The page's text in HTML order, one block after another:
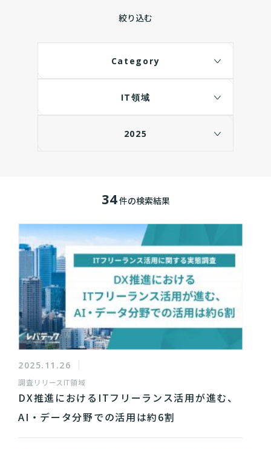
絞り込む
Category
IT領域
2025
34件の検索結果
2025.11.26
調査リリース IT領域
DX推進におけるITフリーランス活用が進む、
AI・データ分野での活用は約6割